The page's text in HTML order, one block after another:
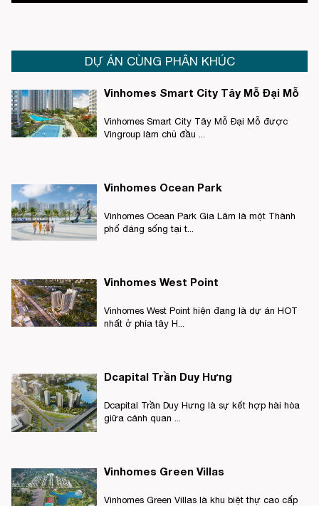
DỰ ÁN CÙNG PHÂN KHÚC
Vinhomes Smart City Tây Mỗ Đại Mỗ
Vinhomes Smart City Tây Mỗ Đại Mỗ được
Vingroup làm chủ đầu ...
Vinhomes Ocean Park
Vinhomes Ocean Park Gia Lâm là một Thành
phố đáng sống tại t...
Vinhomes West Point
Vinhomes West Point hiện đang là dự án HOT
nhất ở phía tây H...
Dcapital Trần Duy Hưng
Dcapital Trần Duy Hưng là sự kết hợp hài hòa
giữa cảnh quan ...
Vinhomes Green Villas
Vinhomes Green Villas là khu biệt thự cao cấp